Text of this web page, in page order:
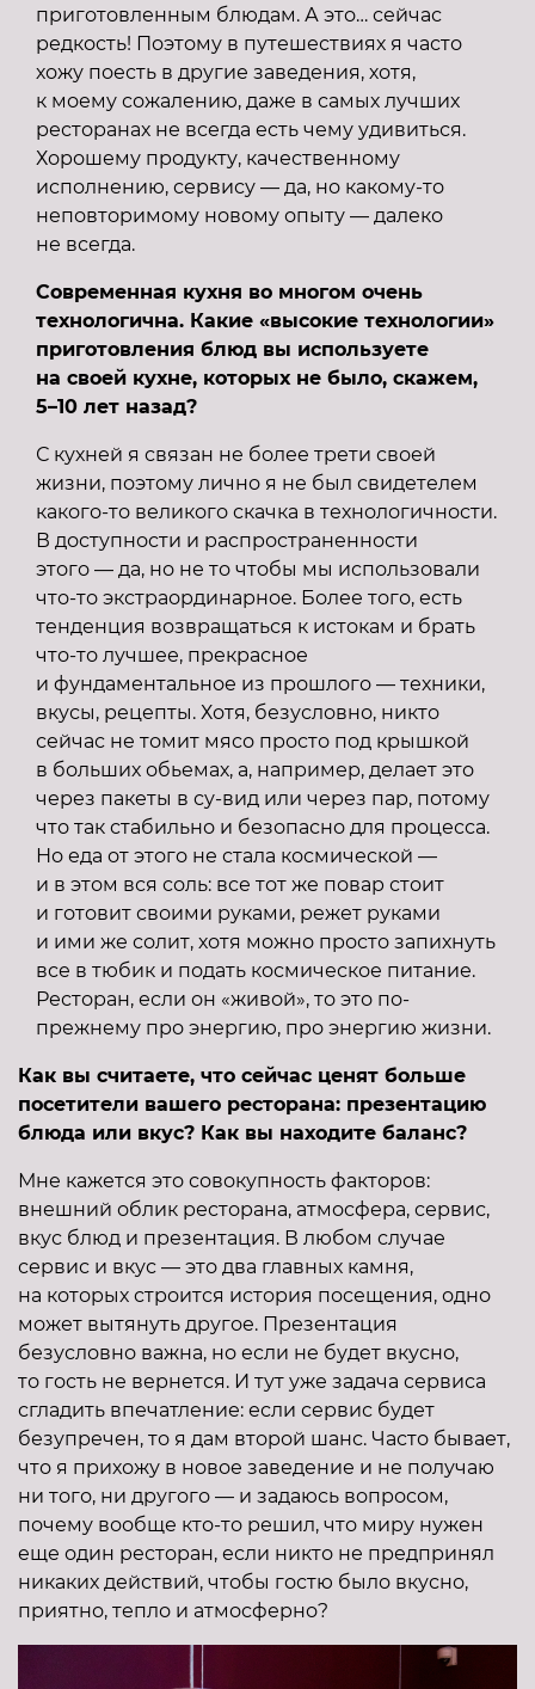
приготовленным блюдам. А это… сейчас
редкость! Поэтому в путешествиях я часто
хожу поесть в другие заведения, хотя,
к моему сожалению, даже в самых лучших
ресторанах не всегда есть чему удивиться.
Хорошему продукту, качественному
исполнению, сервису — да, но какому-то
неповторимому новому опыту — далеко
не всегда.
Современная кухня во многом очень
технологична. Какие «высокие технологии»
приготовления блюд вы используете
на своей кухне, которых не было, скажем,
5–10 лет назад?
С кухней я связан не более трети своей
жизни, поэтому лично я не был свидетелем
какого-то великого скачка в технологичности.
В доступности и распространенности
этого — да, но не то чтобы мы использовали
что-то экстраординарное. Более того, есть
тенденция возвращаться к истокам и брать
что-то лучшее, прекрасное
и фундаментальное из прошлого — техники,
вкусы, рецепты. Хотя, безусловно, никто
сейчас не томит мясо просто под крышкой
в больших обьемах, а, например, делает это
через пакеты в су-вид или через пар, потому
что так стабильно и безопасно для процесса.
Но еда от этого не стала космической —
и в этом вся соль: все тот же повар стоит
и готовит своими руками, режет руками
и ими же солит, хотя можно просто запихнуть
все в тюбик и подать космическое питание.
Ресторан, если он «живой», то это по-
прежнему про энергию, про энергию жизни.
Как вы считаете, что сейчас ценят больше
посетители вашего ресторана: презентацию
блюда или вкус? Как вы находите баланс?
Мне кажется это совокупность факторов:
внешний облик ресторана, атмосфера, сервис,
вкус блюд и презентация. В любом случае
сервис и вкус — это два главных камня,
на которых строится история посещения, одно
может вытянуть другое. Презентация
безусловно важна, но если не будет вкусно,
то гость не вернется. И тут уже задача сервиса
сгладить впечатление: если сервис будет
безупречен, то я дам второй шанс. Часто бывает,
что я прихожу в новое заведение и не получаю
ни того, ни другого — и задаюсь вопросом,
почему вообще кто-то решил, что миру нужен
еще один ресторан, если никто не предпринял
никаких действий, чтобы гостю было вкусно,
приятно, тепло и атмосферно?